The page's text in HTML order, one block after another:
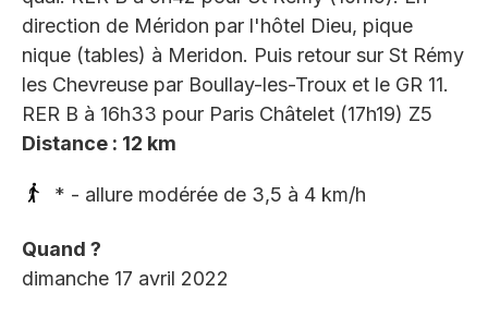
direction de Méridon par l'hôtel Dieu, pique
nique (tables) à Meridon. Puis retour sur St Rémy
les Chevreuse par Boullay-les-Troux et le GR 11.
RER B à 16h33 pour Paris Châtelet (17h19) Z5
Distance : 12 km
* - allure modérée de 3,5 à 4 km/h
Quand ?
dimanche 17 avril 2022